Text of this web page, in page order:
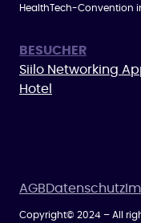
HealthTech-Convention
BESUCHER
Siilo Networking
Hotel
AGBDatenschutz
Copyright© 2024 – All